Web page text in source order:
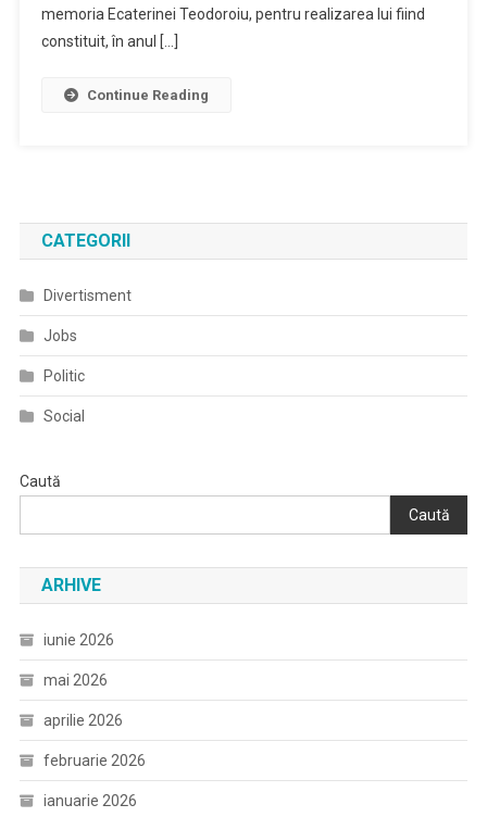
Primul
memoria Ecaterinei Teodoroiu, pentru realizarea lui fiind
constituit, în anul […]
Continue Reading
CATEGORII
Divertisment
Jobs
Politic
Social
Caută
Caută
ARHIVE
iunie 2026
mai 2026
aprilie 2026
februarie 2026
ianuarie 2026